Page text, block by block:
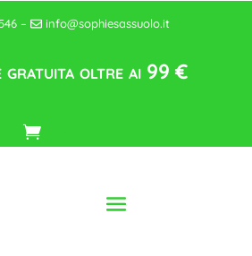
– info@sophiesassuolo.it
gratuita oltre ai 99 €